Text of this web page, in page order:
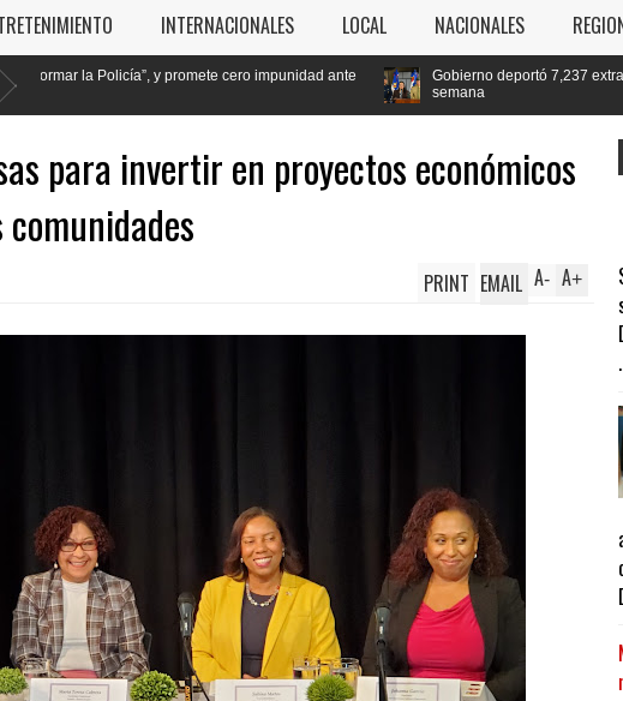
INTERNACIONALES LOCAL NACIONALES
cero impunidad ante
Gobierno deportó 7,237 extranjeros en condición
para invertir en proyectos económicos
A+
A-
PRINT EMAIL